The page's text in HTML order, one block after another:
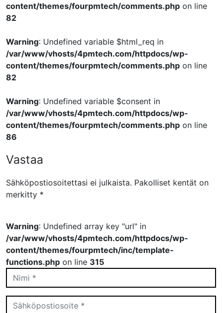
content/themes/fourpmtech/comments.php on line
82
Warning: Undefined variable $html_req in
/var/www/vhosts/4pmtech.com/httpdocs/wp-
content/themes/fourpmtech/comments.php on line
82
Warning: Undefined variable $consent in
/var/www/vhosts/4pmtech.com/httpdocs/wp-
content/themes/fourpmtech/comments.php on line
86
Vastaa
Sähköpostiosoitettasi ei julkaista. Pakolliset kentät on
merkitty *
Warning: Undefined array key "url" in
/var/www/vhosts/4pmtech.com/httpdocs/wp-
content/themes/fourpmtech/inc/template-
functions.php on line 315